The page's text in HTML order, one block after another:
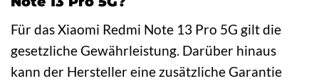
Für das Xiaomi Redmi Note 13 Pro 5G gilt die
gesetzliche Gewährleistung. Darüber hinaus
kann der Hersteller eine zusätzliche Garantie